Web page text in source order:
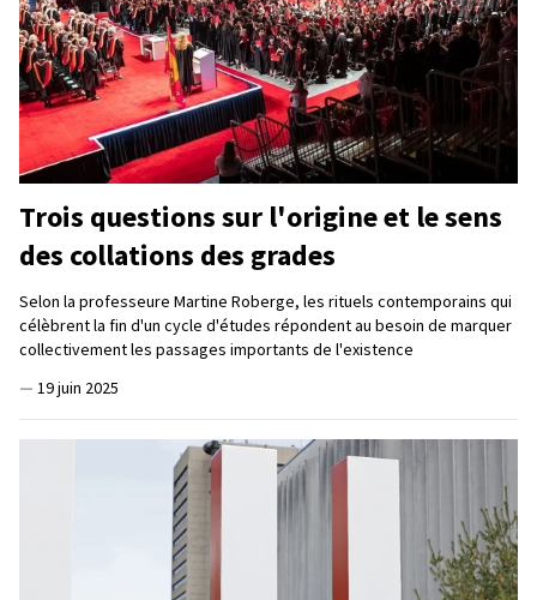
Trois questions sur l'origine et le sens
des collations des grades
Selon la professeure Martine Roberge, les rituels contemporains qui
célèbrent la fin d'un cycle d'études répondent au besoin de marquer
collectivement les passages importants de l'existence
— 19 juin 2025